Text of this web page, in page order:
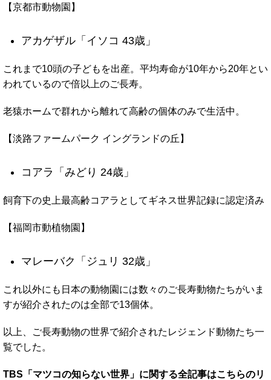
【京都市動物園】
アカゲザル「イソコ 43歳」
これまで10頭の子どもを出産。平均寿命が10年から20年とい
われているので倍以上のご長寿。
老猿ホームで群れから離れて高齢の個体のみで生活中。
【淡路ファームパーク イングランドの丘】
コアラ「みどり 24歳」
飼育下の史上最高齢コアラとしてギネス世界記録に認定済み
【福岡市動植物園】
マレーバク「ジュリ 32歳」
これ以外にも日本の動物園には数々のご長寿動物たちがいま
すが紹介されたのは全部で13個体。
以上、ご長寿動物の世界で紹介されたレジェンド動物たち一
覧でした。
TBS「マツコの知らない世界」に関する全記事はこちらのリ